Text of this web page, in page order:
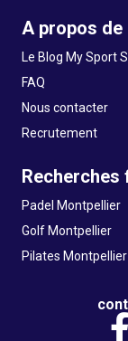
A propos de
Le Blog My Sport
FAQ
Nous contacter
Recrutement
Recherches
Padel Montpellier
Golf Montpellier
Pilates Montpellier